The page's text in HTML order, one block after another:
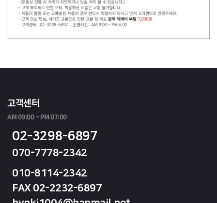
고객센터
AM 09:00 ~ PM 07:00
02-3298-6897
070-7778-2342
010-8114-2342
FAX 02-2232-6897